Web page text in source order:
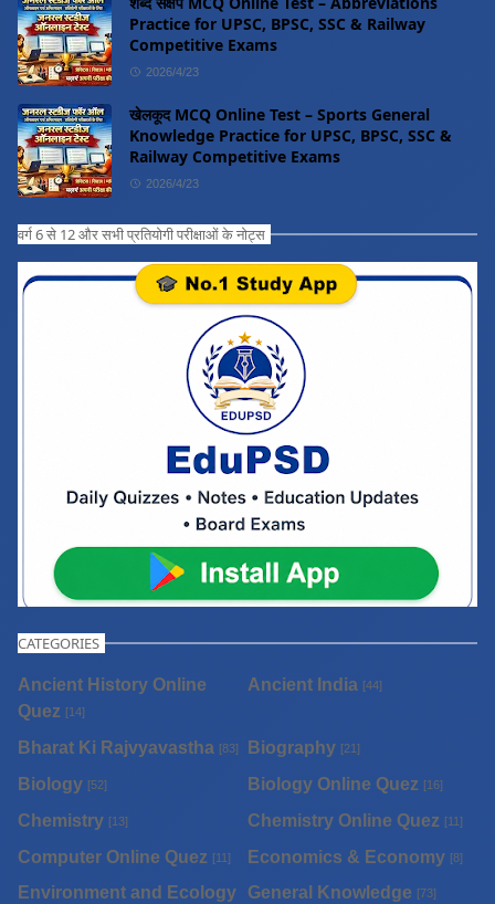
Practice for UPSC, BPSC, SSC & Railway
Competitive Exams
2026/4/23
खेलकूद MCQ Online Test – Sports General
Knowledge Practice for UPSC, BPSC, SSC &
Railway Competitive Exams
2026/4/23
वर्ग 6 से 12 और सभी प्रतियोगी परीक्षाओं के नोट्स
CATEGORIES
Ancient History Online
Quez [14]
Ancient India [44]
Bharat Ki Rajvyavastha [83] Biography [21]
Biology [52] Biology Online Quez [16]
Chemistry [13] Chemistry Online Quez [11]
Computer Online Quez [11] Economics & Economy [8]
Environment and Ecology
General Knowledge [73]